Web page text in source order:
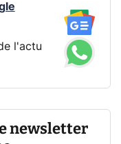
l'actu
newsletter